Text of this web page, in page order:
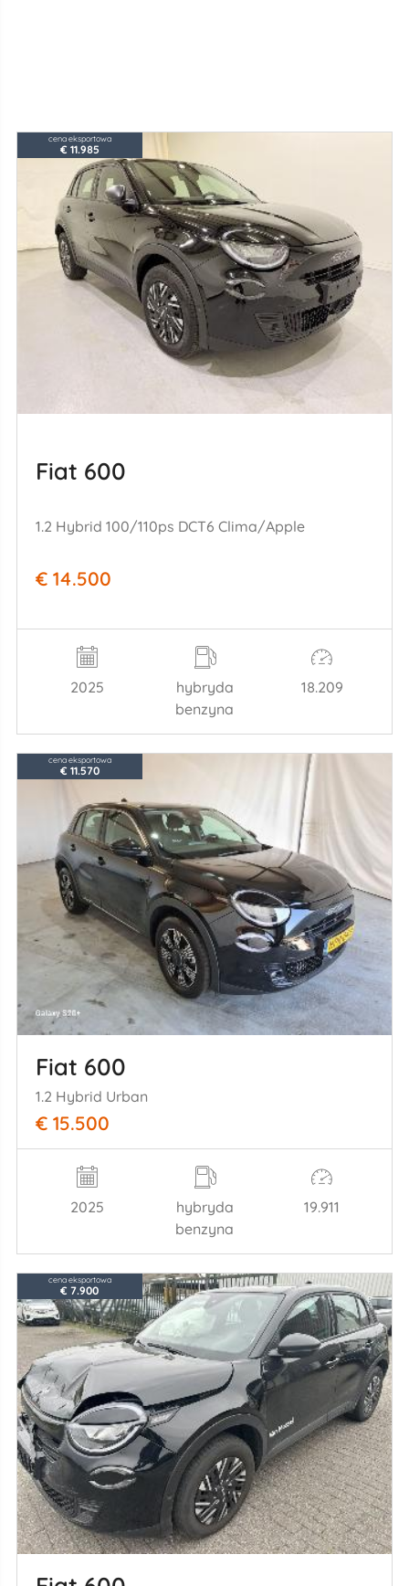
cena eksportowa
€ 11.985
Fiat 600
1.2 Hybrid 100/110ps DCT6 Clima/Apple
€ 14.500
2025
hybryda
benzyna
18.209
cena eksportowa
€ 11.570
Fiat 600
1.2 Hybrid Urban
€ 15.500
2025
hybryda
benzyna
19.911
cena eksportowa
€ 7.900